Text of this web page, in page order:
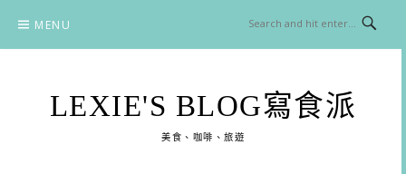
content
MENU
LEXIE'S BLOG寫食派
美食、咖啡、旅遊